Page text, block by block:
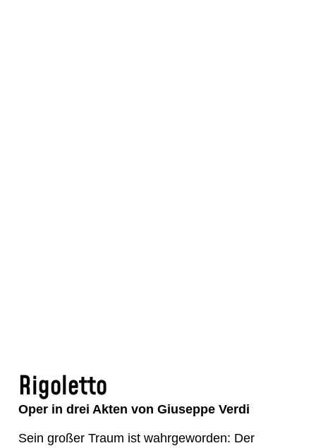
Rigoletto
Oper in drei Akten von Giuseppe Verdi
Sein großer Traum ist wahrgeworden: Der